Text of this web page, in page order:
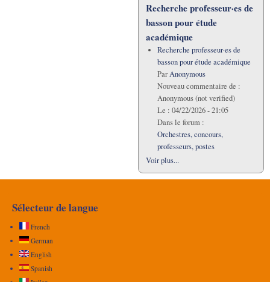
Recherche professeur·es de
basson pour étude
académique
Recherche professeur·es de
basson pour étude académique
ParAnonymous
Nouveau commentaire de :
Anonymous (not verified)
Le : 04/22/2026 - 21:05
Dans le forum :
Orchestres, concours,
professeurs, postes
Voir plus...
Sélecteur de langue
French
German
English
Spanish